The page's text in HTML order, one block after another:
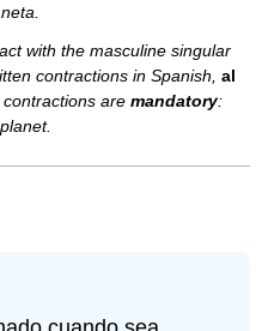
with the masculine singular
contractions in Spanish,al
contractions aremandatory:
planet.